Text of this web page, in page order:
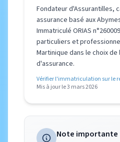
Fondateur d'Assurantilles,
assurance basé aux
Immatriculé ORIAS
particuliers et
Martinique dans le choix
d'assurance.
Vérifier l'immatriculation sur le
Mis à jour le 3 mars 2026
Note importante